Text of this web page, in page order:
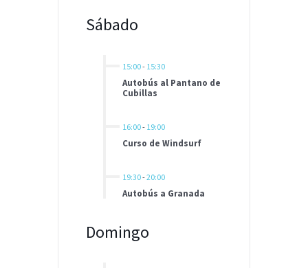
Sábado
15:00- 15:30
Autobús al Pantano de
Cubillas
16:00- 19:00
Curso de Windsurf
19:30-20:00
Autobús a Granada
Domingo